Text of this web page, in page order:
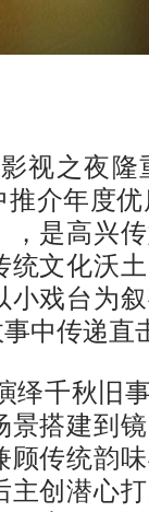
视之夜
介年度
，是高兴
统文化沃
小戏台为
中传递直
绎千秋旧
景搭建到
顾传统韵
主创潜心